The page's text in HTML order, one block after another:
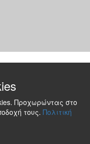
Προχωρώντας στο
τους. Πολιτική